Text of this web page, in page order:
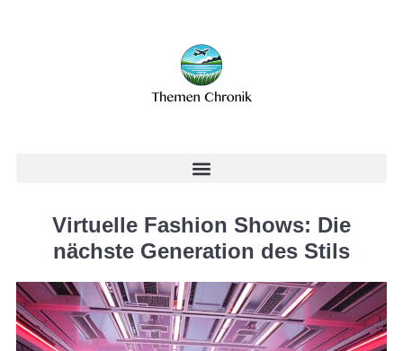
Virtuelle Fashion Shows: Die
nächste Generation des Stils